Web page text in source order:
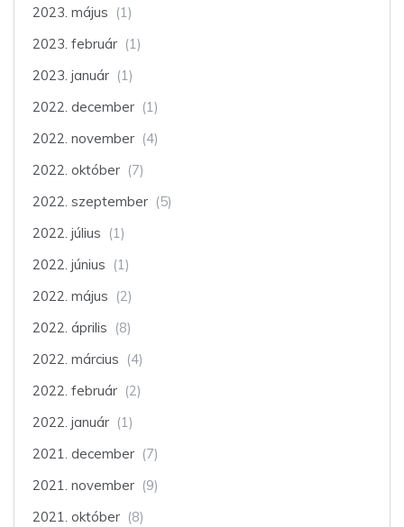
2023. május (1)
2023. február (1)
2023. január (1)
2022. december (1)
2022. november (4)
2022. október (7)
2022. szeptember (5)
2022. július (1)
2022. június (1)
2022. május (2)
2022. április (8)
2022. március (4)
2022. február (2)
2022. január (1)
2021. december (7)
2021. november (9)
2021. október (8)